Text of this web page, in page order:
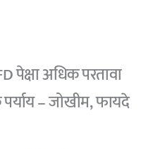
पेक्षा अधिक परतावा
– जोखीम, फायदे